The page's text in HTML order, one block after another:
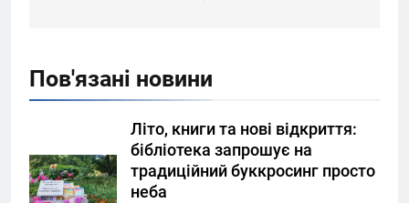
Пов'язані новини
Літо, книги та нові відкриття:
бібліотека запрошує на
традиційний буккросинг просто
неба